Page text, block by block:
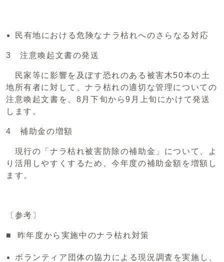
民有地における危険なナラ枯れへのさらなる対応
3 注意喚起文書の発送
民家等に影響を及ぼす恐れのある被害木50本の土
地所有者に対して、ナラ枯れの適切な管理についての
注意喚起文書を、8月下旬から9月上旬にかけて発送
します。
4 補助金の増額
現行の「ナラ枯れ被害防除の補助金」について、よ
り活用しやすくするため、今年度の補助金額を増額し
ます。
〔参考〕
■ 昨年度から実施中のナラ枯れ対策
ボランティア団体の協力による現況調査を実施し、